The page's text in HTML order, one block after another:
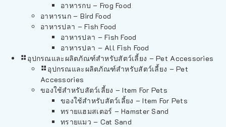
อาหารกบ – Frog Food
อาหารนก – Bird Food
อาหารปลา – Fish Food
อาหารปลา – Fish Food
อาหารปลา – All Fish Food
อุปกรณและผลิตภัณฑ์สำหรับสัตว์เลี้ยง – Pet Accessories
อุปกรณและผลิตภัณฑ์สำหรับสัตว์เลี้ยง – Pet
Accessories
ของใช้สำหรับสัตว์เลี้ยง – Item For Pets
ของใช้สำหรับสัตว์เลี้ยง – Item For Pets
ทรายแฮมสเตอร์ – Hamster Sand
ทรายแมว – Cat Sand